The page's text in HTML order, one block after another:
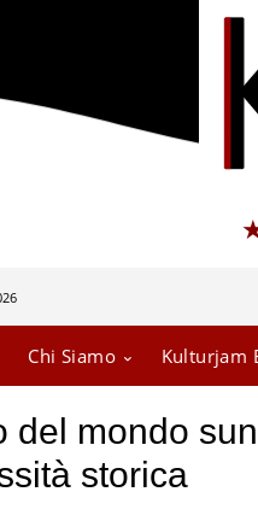
Chi Siamo Kulturjam
del mondo
storica